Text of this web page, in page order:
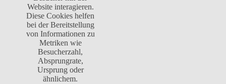
Website interagieren.
Diese Cookies helfen
bei der Bereitstellung
von Informationen zu
Metriken wie
Besucherzahl,
Absprungrate,
Ursprung oder
ähnlichem.